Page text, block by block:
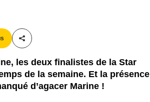
Partager cet article
les deux finalistes de la Star
de la semaine. Et la présence
d’agacer Marine !